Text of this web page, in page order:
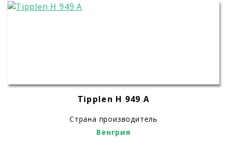
Tipplen H 949 A
Страна производитель
Венгрия